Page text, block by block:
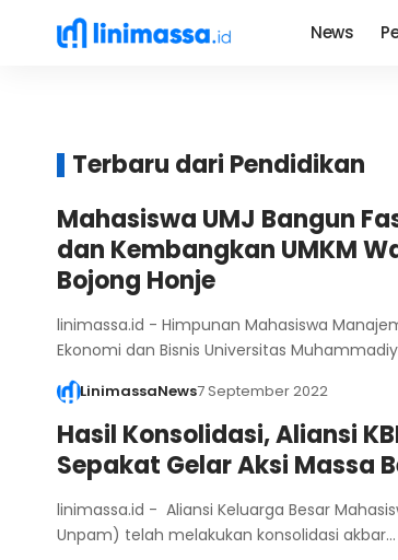
News
Terbaru dari Pendidikan
Mahasiswa UMJ Bangun
dan Kembangkan UMKM
Bojong Honje
linimassa.id - Himpunan Mahasiswa
Ekonomi dan Bisnis Universitas
LinimassaNews7 September 2022
Hasil Konsolidasi, Aliansi
Sepakat Gelar Aksi Massa
linimassa.id - Aliansi Keluarga Besar
Unpam) telah melakukan konsolidasi akbar…